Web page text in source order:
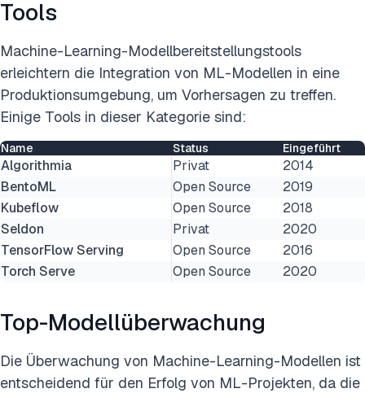
Tools
Machine-Learning-Modellbereitstellungstools
erleichtern die Integration von ML-Modellen in eine
Produktionsumgebung, um Vorhersagen zu treffen.
Einige Tools in dieser Kategorie sind:
Name Status Eingeführt
Algorithmia Privat
2014
BentoML
Open Source
2019
Kubeflow
Open Source
2018
Seldon
Privat
2020
TensorFlow Serving
Open Source
2016
Torch Serve
Open Source 2020
Top-Modellüberwachung
Die Überwachung von Machine-Learning-Modellen ist
entscheidend für den Erfolg von ML-Projekten, da die